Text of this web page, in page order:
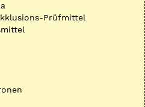
Prüfmittel